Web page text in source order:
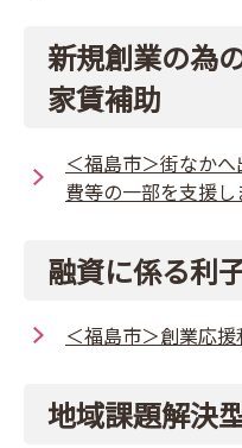
新規創業の為
家賃補助
＜福島市＞街なか
費等の一部を支援し
融資に係る利
＜福島市＞創業応
地域課題解決